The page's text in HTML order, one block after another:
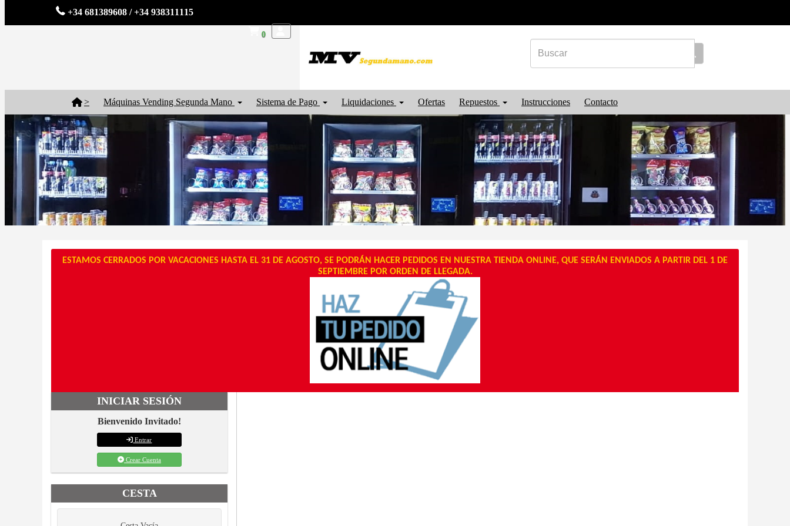
+34 681389608 / +34 938311115
0
> Máquinas Vending Segunda Mano Sistema de Pago Liquidaciones Ofertas Repuestos Instrucciones Contacto
ESTAMOS CERRADOS POR VACACIONES HASTA EL 31 DE AGOSTO, SE PODRÁN HACER PEDIDOS EN NUESTRA TIENDA ONLINE, QUE SERÁN ENVIADOS A PARTIR DEL 1 DE
SEPTIEMBRE POR ORDEN DE LLEGADA.
INICIAR SESIÓN
Bienvenido Invitado!
Entrar
Crear Cuenta
CESTA